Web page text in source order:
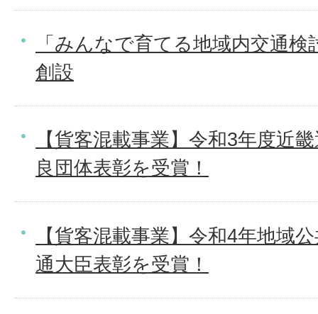
「みんなで育てる地域内交通
創設
【貨客混載事業】令和3年度近
良団体表彰を受賞！
【貨客混載事業】令和4年地域
通大臣表彰を受賞！